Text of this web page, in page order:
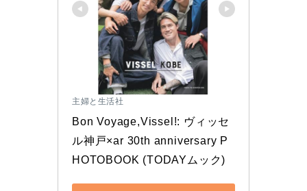
主婦と生活社
Bon Voyage,Vissel!: ヴィッセ
ル神戸×ar 30th anniversary P
HOTOBOOK (TODAYムック)